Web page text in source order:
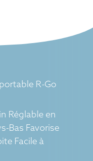
R-Go
Réglable en
Bas Favorise
Facile à